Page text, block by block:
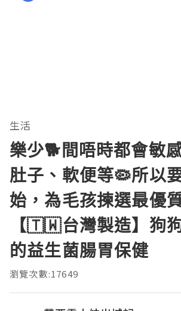
生活
樂少🐕間唔時都會敏
肚子、軟便等🦠所以
始，為毛孩揀選最優
【🇹🇼台灣製造】狗
的益生菌腸胃保健
瀏覽次數:17649